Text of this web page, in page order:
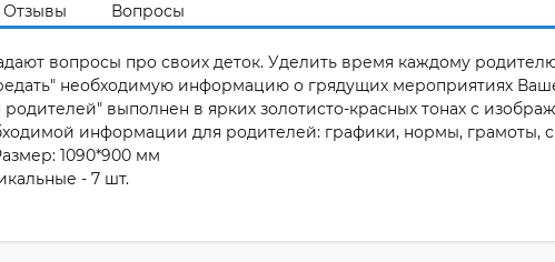
Отзывы Вопросы
вопросы про своих деток. Уделить время каждому
необходимую информацию о грядущих мероприятиях
выполнен в ярких золотисто-красных тонах с
информации для родителей: графики, нормы, грамоты,
1090*900 мм
- 7 шт.